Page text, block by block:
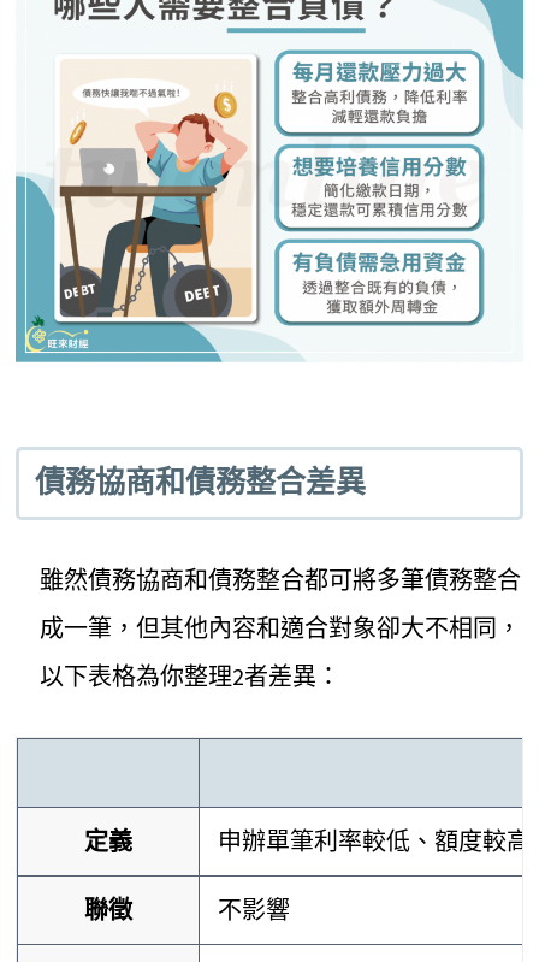
債務協商和債務整合差異
雖然債務協商和債務整合都可將多筆債務整合
成一筆，但其他內容和適合對象卻大不相同，
以下表格為你整理2者差異：
定義 申辦單筆利率較低、額度較
聯徵 不影響